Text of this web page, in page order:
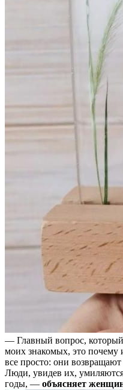
— Главный вопрос, который
моих знакомых, это
все просто: они возвращают
Люди, увидев их,
годы, — объясняет